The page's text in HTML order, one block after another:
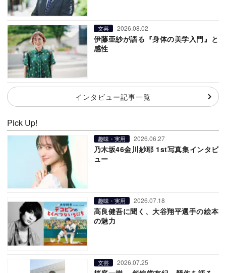
文芸 2026.08.02
伊藤亜紗が語る『身体の美学入門』と
感性
インタビュー記事一覧
Pick Up!
趣味・実用 2026.06.27
乃木坂46金川紗耶 1st写真集インタビ
ュー
趣味・実用 2026.07.18
高良健吾に聞く、大谷翔平選手の絵本
の魅力
文芸 2026.07.25